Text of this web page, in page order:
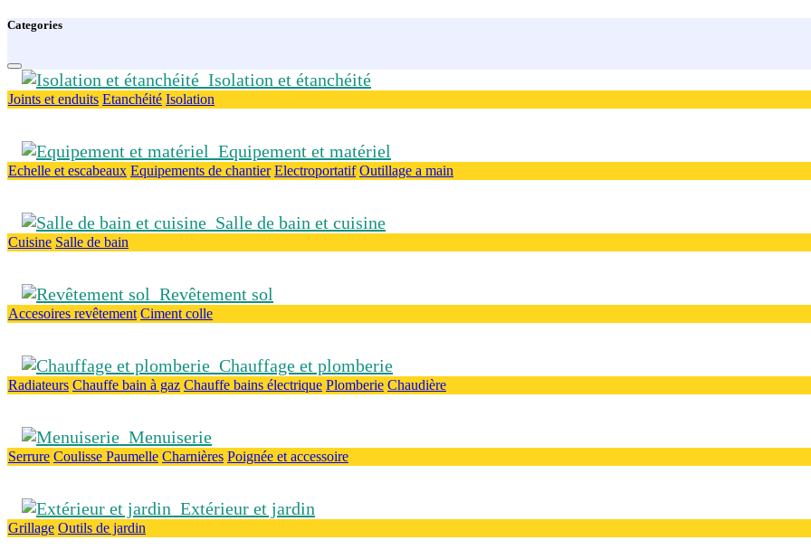
Categories
Isolation et étanchéité
Joints et enduits Etanchéité Isolation
Equipement et matériel
Echelle et escabeaux Equipements de chantier Electroportatif Outillage a main
Salle de bain et cuisine
Cuisine Salle de bain
Revêtement sol
Accesoires revêtement Ciment colle
Chauffage et plomberie
Radiateurs Chauffe bain à gaz Chauffe bains électrique Plomberie Chaudière
Menuiserie
Serrure Coulisse Paumelle Charnières Poignée et accessoire
Extérieur et jardin
Grillage Outils de jardin